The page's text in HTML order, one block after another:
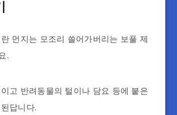
먼지는 모조리 쓸어가버리는 보풀 제
.
고 반려동물의 털이나 담요 등에 붙은
답니다.